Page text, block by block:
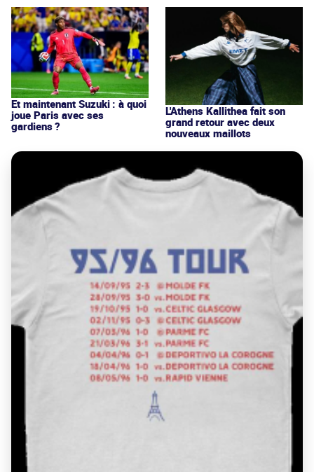
Et maintenant Suzuki : à quoi
joue Paris avec ses
gardiens ?
L'Athens Kallithea fait son
grand retour avec deux
nouveaux maillots